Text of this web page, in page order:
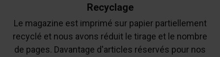
Recyclage
Le magazine est imprimé sur papier partiellement
recyclé et nous avons réduit le tirage et le nombre
de pages. Davantage d'articles réservés pour nos